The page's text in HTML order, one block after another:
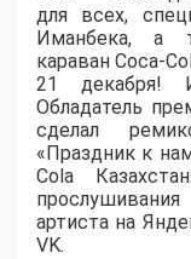
для всех,
Иманбека, а
караван Coca-
21 декабря!
Обладатель
сделал
«Праздник к
Cola
артиста на
VK.